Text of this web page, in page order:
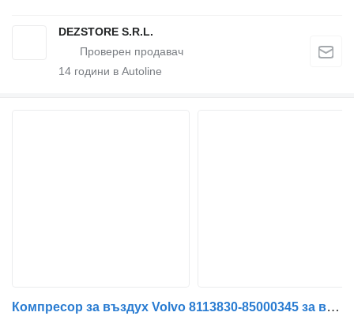
DEZSTORE S.R.L.
14 години в Autoline
Компресор за въздух Volvo 8113830-85000345 за влекач Volvo FL6